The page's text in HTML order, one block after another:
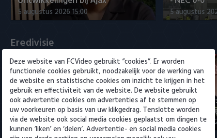
5 augustus 2026 15:00 5 augustus
Eredivisie
Maak kennis met Sami
Bouhoudane (Cambuur)
5 augustus 2026 20:45
Joris
Ahead te
5 augustus
Deze website van FCVideo gebruikt “cookies”. Er worden
functionele cookies gebruikt, noodzakelijk voor de werking van
de website en statistische cookies om inzicht te krijgen in het
gebruik en effectiviteit van de website. De website gebruikt
ook advertentie cookies om advertenties af te stemmen op
uw voorkeuren op basis van uw klikgedrag. Tenslotte worden
via de website ook social media cookies geplaatst om dingen te
kunnen ‘liken’ en ‘delen’. Advertentie- en social media cookies